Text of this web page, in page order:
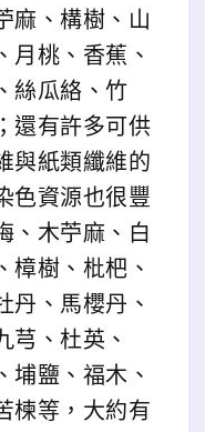
麻、構樹、山
月桃、香蕉、
絲瓜絡、竹
還有許多可供
與紙類纖維的
色資源也很豐
、木苧麻、白
樟樹、枇杷、
丹、馬櫻丹、
芎、杜英、
埔鹽、福木、
楝等，大約有